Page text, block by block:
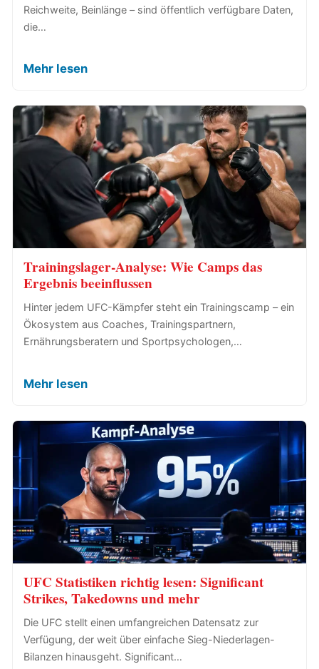
Reichweite, Beinlänge – sind öffentlich verfügbare Daten,
die…
Mehr lesen
Trainingslager-Analyse: Wie Camps das
Ergebnis beeinflussen
Hinter jedem UFC-Kämpfer steht ein Trainingscamp – ein
Ökosystem aus Coaches, Trainingspartnern,
Ernährungsberatern und Sportpsychologen,…
Mehr lesen
UFC Statistiken richtig lesen: Significant
Strikes, Takedowns und mehr
Die UFC stellt einen umfangreichen Datensatz zur
Verfügung, der weit über einfache Sieg-Niederlagen-
Bilanzen hinausgeht. Significant…